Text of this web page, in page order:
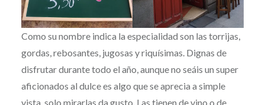
Como su nombre indica la especialidad son las torrijas,
gordas, rebosantes, jugosas y riquísimas. Dignas de
disfrutar durante todo el año, aunque no seáis un super
aficionados al dulce es algo que se aprecia a simple
vista, solo mirarlas da gusto. Las tienen de vino o de